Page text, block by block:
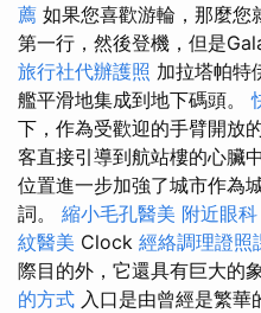
薦 如果您喜歡游輪，那麼您
第一行，然後登機，但是
旅行社代辦護照 加拉塔帕特
艦平滑地集成到地下碼頭。
下，作為受歡迎的手臂開放
客直接引導到航站樓的心臟
位置進一步加強了城市作為
詞。 縮小毛孔醫美 附近眼科
紋醫美 Clock 經絡調理證照
際目的外，它還具有巨大的
的方式 入口是由曾經是繁華